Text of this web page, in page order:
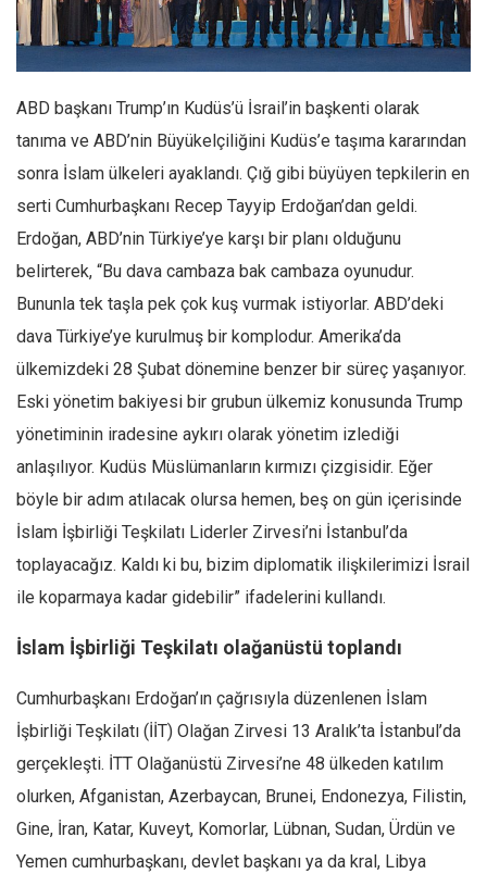
Facebook
Instagram
Editörden
Yazarlar
Kemal Özer
Mahmut Toptaş
Yvonne Ridley
Barış Tarımcıoğlu
Ömer Kayani
Yusuf Armağan
Hasanali Yıldırım
Mehmet Ali Tekin
Abir E. Nahas
Amina S. Jenenkovic
Esra Elönü
» Yazar arşivi
Bu Sayı
Tüm Sayılar
Kategoriler
Kültür Sanat
ABD başkanı Trump’ın Kudüs’ü İsrail’in başkenti olarak
tanıma ve ABD’nin Büyükelçiliğini Kudüs’e taşıma kararından
sonra İslam ülkeleri ayaklandı. Çığ gibi büyüyen tepkilerin en
serti Cumhurbaşkanı Recep Tayyip Erdoğan’dan geldi.
Erdoğan, ABD’nin Türkiye’ye karşı bir planı olduğunu
belirterek, “Bu dava cambaza bak cambaza oyunudur.
Bununla tek taşla pek çok kuş vurmak istiyorlar. ABD’deki
dava Türkiye’ye kurulmuş bir komplodur. Amerika’da
ülkemizdeki 28 Şubat dönemine benzer bir süreç yaşanıyor.
Eski yönetim bakiyesi bir grubun ülkemiz konusunda Trump
yönetiminin iradesine aykırı olarak yönetim izlediği
anlaşılıyor. Kudüs Müslümanların kırmızı çizgisidir. Eğer
böyle bir adım atılacak olursa hemen, beş on gün içerisinde
İslam İşbirliği Teşkilatı Liderler Zirvesi’ni İstanbul’da
toplayacağız. Kaldı ki bu, bizim diplomatik ilişkilerimizi İsrail
ile koparmaya kadar gidebilir” ifadelerini kullandı.
İslam İşbirliği Teşkilatı olağanüstü toplandı
Cumhurbaşkanı Erdoğan’ın çağrısıyla düzenlenen İslam
İşbirliği Teşkilatı (İİT) Olağan Zirvesi 13 Aralık’ta İstanbul’da
gerçekleşti. İTT Olağanüstü Zirvesi’ne 48 ülkeden katılım
olurken, Afganistan, Azerbaycan, Brunei, Endonezya, Filistin,
Gine, İran, Katar, Kuveyt, Komorlar, Lübnan, Sudan, Ürdün ve
Yemen cumhurbaşkanı, devlet başkanı ya da kral, Libya